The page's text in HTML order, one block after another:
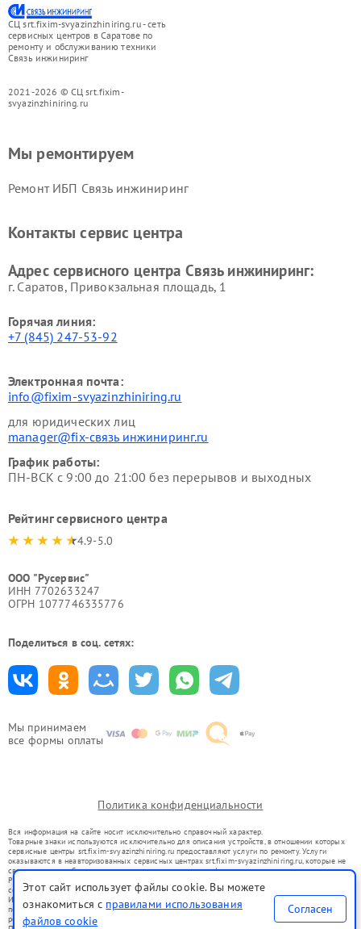
СЦ srt.fixim-svyazinzhiniring.ru - сеть
сервисных центров в Саратове по
ремонту и обслуживанию техники
Связь инжиниринг
2021-2026 © СЦ srt.fixim-
svyazinzhiniring.ru
Мы принимаем
все формы оплаты
Мы ремонтируем
Ремонт ИБП Связь инжиниринг
Контакты сервис центра
Адрес сервисного центра Связь инжиниринг:
г. Саратов, Привокзальная площадь, 1
Горячая линия:
+7 (845) 247-53-92
Электронная почта:
info@fixim-svyazinzhiniring.ru
для юридических лиц
manager@fix-связь инжиниринг.ru
График работы:
ПН-ВСК с 9:00 до 21:00 без перерывов и выходных
Рейтинг сервисного центра
4.9-5.0
ООО "Русервис"
ИНН 7702633247
ОГРН 1077746335776
Поделиться в соц. сетях:
Политика конфиденциальности
Вся информация на сайте носит исключительно справочный характер.
Товарные знаки используются исключительно для описания устройств, в отношении которых
сервисные центры srt.fixim-svyazinzhiniring.ru предоставляют услуги по ремонту. Услуги
оказываются в неавторизованных сервисных центрах srt.fixim-svyazinzhiniring.ru, которые не
связаны с правообладателями товарных знаков или их официальными представителями.
Ремонт осуществляется для устройств, уже введенных в гражданский оборот в соответствии
со статьей 1487 ГК РФ.
Использование товарных знаков не преследует цели индивидуализации услуг или введения
потребителей в заблуждение, а служит для информирования о предоставляемых услугах по
ремонту техники указанных брендов.
Этот сайт использует файлы cookie. Вы можете
ознакомиться с правилами использования
файлов cookie
Согласен